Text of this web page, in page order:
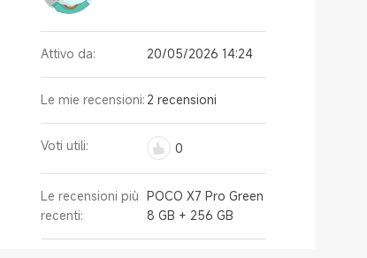
Attivo da: 20/05/2026 14:24
Le mie recensioni: 2 recensioni
Voti utili: 0
Le recensioni più
recenti:
POCO X7 Pro Green
8 GB + 256 GB